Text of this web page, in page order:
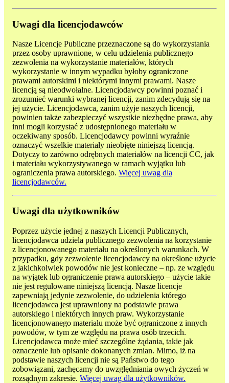
Uwagi dla licencjodawców
Nasze Licencje Publiczne przeznaczone są do wykorzystania
przez osoby uprawnione, w celu udzielenia publicznego
zezwolenia na wykorzystanie materiałów, których
wykorzystanie w innym wypadku byłoby ograniczone
prawami autorskimi i niektórymi innymi prawami. Nasze
licencją są nieodwołalne. Licencjodawcy powinni poznać i
zrozumieć warunki wybranej licencji, zanim zdecydują się na
jej użycie. Licencjodawca, zanim użyje naszych licencji,
powinien także zabezpieczyć wszystkie niezbędne prawa, aby
inni mogli korzystać z udostępnionego materiału w
oczekiwany sposób. Licencjodawcy powinni wyraźnie
oznaczyć wszelkie materiały nieobjęte niniejszą licencją.
Dotyczy to zarówno odrębnych materiałów na licencji CC, jak
i materiału wykorzystywanego w ramach wyjątku lub
ograniczenia prawa autorskiego. Więcej uwag dla
licencjodawców.
Uwagi dla użytkowników
Poprzez użycie jednej z naszych Licencji Publicznych,
licencjodawca udziela publicznego zezwolenia na korzystanie
z licencjonowanego materiału na określonych warunkach. W
przypadku, gdy zezwolenie licencjodawcy na określone użycie
z jakichkolwiek powodów nie jest konieczne – np. ze względu
na wyjątek lub ograniczenie prawa autorskiego – użycie takie
nie jest regulowane niniejszą licencją. Nasze licencje
zapewniają jedynie zezwolenie, do udzielenia którego
licencjodawca jest uprawniony na podstawie prawa
autorskiego i niektórych innych praw. Wykorzystanie
licencjonowanego materiału może być ograniczone z innych
powodów, w tym ze względu na prawa osób trzecich.
Licencjodawca może mieć szczególne żądania, takie jak
oznaczenie lub opisanie dokonanych zmian. Mimo, iż na
podstawie naszych licencji nie są Państwo do tego
zobowiązani, zachęcamy do uwzględniania owych życzeń w
rozsądnym zakresie. Więcej uwag dla użytkowników.